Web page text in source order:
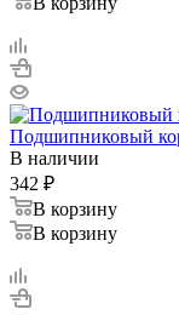
Подшипниковый
В наличии
342 ₽
В корзину
В корзину